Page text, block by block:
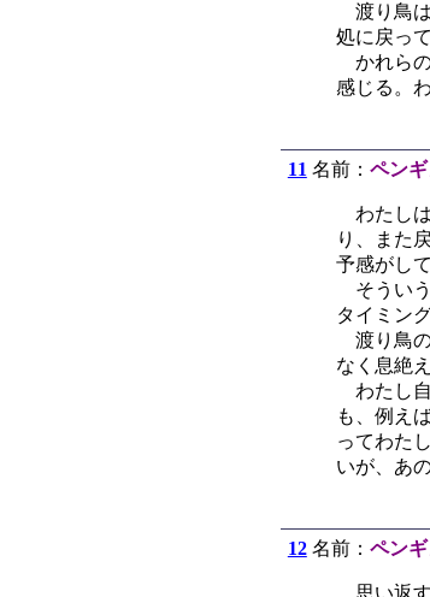
渡り鳥は
処に戻っ
かれらの
感じる。
11 名前： ペン
わたしは
り、また
予感がし
そういう
タイミン
渡り鳥の
なく息絶
わたし自
も、例え
ってわた
いが、あ
12名前： ペン
思い返す